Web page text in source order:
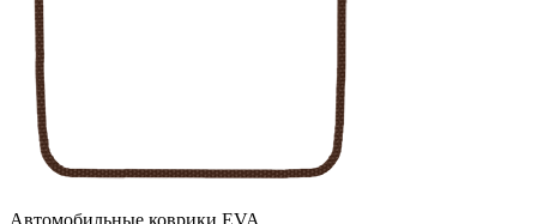
Автомобильные коврики EVA